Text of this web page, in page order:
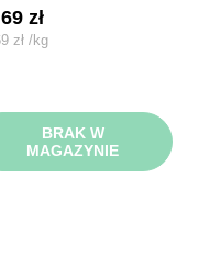
zł
zł /kg
BRAK W
MAGAZYNIE